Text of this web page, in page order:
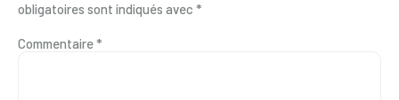
obligatoires sont indiqués avec *
Commentaire*